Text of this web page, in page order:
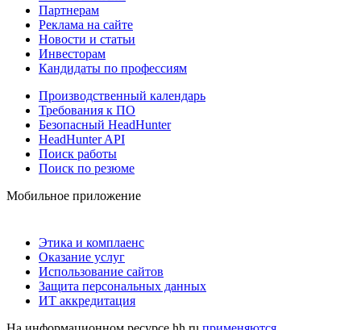
Партнерам
Реклама на сайте
Новости и статьи
Инвесторам
Кандидаты по профессиям
Производственный календарь
Требования к ПО
Безопасный HeadHunter
HeadHunter API
Поиск работы
Поиск по резюме
Мобильное приложение
Этика и комплаенс
Оказание услуг
Использование сайтов
Защита персональных данных
ИТ аккредитация